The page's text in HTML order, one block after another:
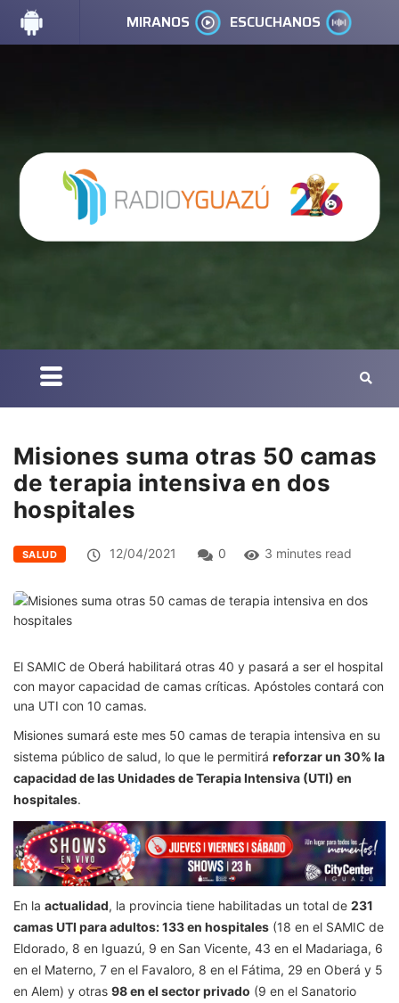
MIRANOS ESCUCHANOS
Misiones suma otras 50 camas
de terapia intensiva en dos
hospitales
SALUD 12/04/2021 0 3 minutes read
El SAMIC de Oberá habilitará otras 40 y pasará a ser el hospital
con mayor capacidad de camas críticas. Apóstoles contará con
una UTI con 10 camas.
Misiones sumará este mes 50 camas de terapia intensiva en su
sistema público de salud, lo que le permitirá reforzar un 30% la
capacidad de las Unidades de Terapia Intensiva (UTI) en
hospitales.
En la actualidad, la provincia tiene habilitadas un total de 231
camas UTI para adultos: 133 en hospitales (18 en el SAMIC de
Eldorado, 8 en Iguazú, 9 en San Vicente, 43 en el Madariaga, 6
en el Materno, 7 en el Favaloro, 8 en el Fátima, 29 en Oberá y 5
en Alem) y otras 98 en el sector privado (9 en el Sanatorio